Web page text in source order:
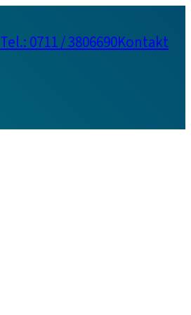
Tel.: 0711 / 3806690Kontakt